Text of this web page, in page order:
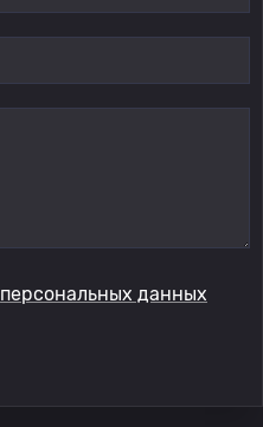
персональных данных